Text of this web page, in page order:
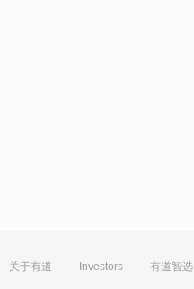
关于有道 Investors 有道智选